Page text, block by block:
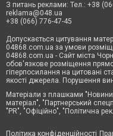
З питань реклами: Тел.: +38
reklama@048.ua
+38 (066) 776-47-45
Допускається цитування
04868.com.ua за умови
04868.com.ua - Сайт міста
обов'язкове розміщення
гіперпосилання на цитовані
якості джерела. Порушення
Матеріали з плашками
матеріал", "Партнерський
"PR", "Офіційно", "Політична
Політика конфіденційності